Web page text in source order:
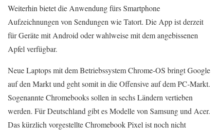
Weiterhin bietet die Anwendung fürs Smartphone
Aufzeichnungen von Sendungen wie Tatort. Die App ist derzeit
für Geräte mit Android oder wahlweise mit dem angebissenen
Apfel verfügbar.
Neue Laptops mit dem Betriebssystem Chrome-OS bringt Google
auf den Markt und geht somit in die Offensive auf dem PC-Markt.
Sogenannte Chromebooks sollen in sechs Ländern vertieben
werden. Für Deutschland gibt es Modelle von Samsung und Acer.
Das kürzlich vorgestellte Chromebook Pixel ist noch nicht